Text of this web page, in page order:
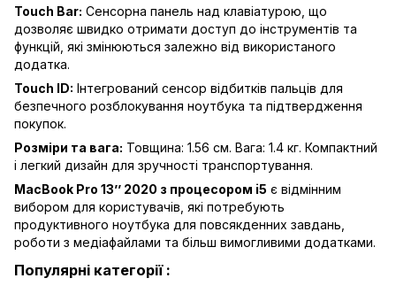
Touch Bar: Сенсорна панель над клавіатурою, що
дозволяє швидко отримати доступ до інструментів та
функцій, які змінюються залежно від використаного
додатка.
Touch ID: Інтегрований сенсор відбитків пальців для
безпечного розблокування ноутбука та підтвердження
покупок.
Розміри та вага: Товщина: 1.56 см. Вага: 1.4 кг. Компактний
і легкий дизайн для зручності транспортування.
MacBook Pro 13’’ 2020 з процесором i5 є відмінним
вибором для користувачів, які потребують
продуктивного ноутбука для повсякденних завдань,
роботи з медіафайлами та більш вимогливими додатками.
Популярні категорії :